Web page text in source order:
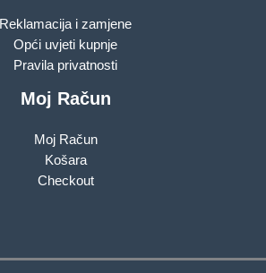
Reklamacija i zamjene
Opći uvjeti kupnje
Pravila privatnosti
Moj Račun
Moj Račun
Košara
Checkout